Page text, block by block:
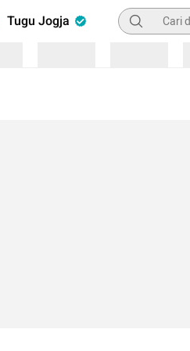
Tugu Jogja Pencarian